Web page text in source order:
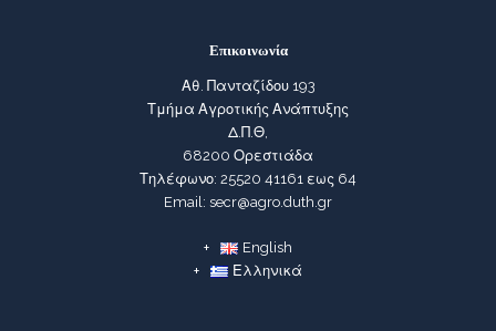
Επικοινωνία
Αθ. Πανταζίδου 193
Τμήμα Αγροτικής Ανάπτυξης
Δ.Π.Θ,
68200 Ορεστιάδα
Τηλέφωνο: 25520 41161 εως 64
Email: secr@agro.duth.gr
English
Ελληνικά